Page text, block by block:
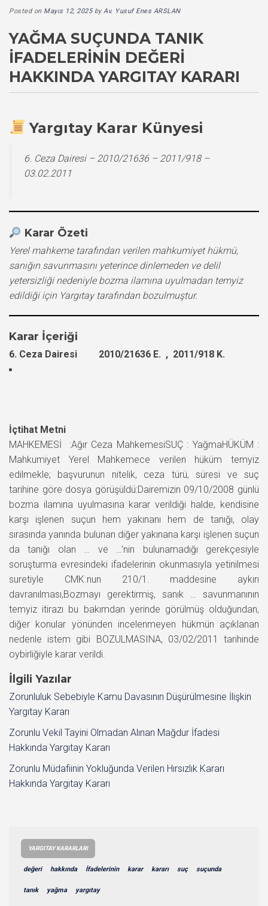
Posted on Mayıs 12, 2025byAv. Yusuf Enes ARSLAN
YAĞMA SUÇUNDA TANIK
İFADELERININ DEĞERI
HAKKINDA YARGITAY KARARI
Yargıtay Karar Künyesi
6. Ceza Dairesi – 2010/21636 – 2011/918 –
03.02.2011
Karar Özeti
Yerel mahkeme tarafından verilen mahkumiyet hükmü,
sanığın savunmasını yeterince dinlemeden ve delil
yetersizliği nedeniyle bozma ilamına uyulmadan temyiz
edildiği için Yargıtay tarafından bozulmuştur.
Karar İçeriği
6. Ceza Dairesi 2010/21636 E. , 2011/918 K.
İçtihat Metni
MAHKEMESİ :Ağır Ceza MahkemesiSUÇ : YağmaHÜKÜM :
Mahkumiyet Yerel Mahkemece verilen hüküm temyiz
edilmekle; başvurunun nitelik, ceza türü, süresi ve suç
tarihine göre dosya görüşüldü:Dairemizin 09/10/2008 günlü
bozma ilamına uyulmasına karar verildiği halde, kendisine
karşı işlenen suçun hem yakınanı hem de tanığı, olay
sırasında yanında bulunan diğer yakınana karşı işlenen suçun
da tanığı olan … ve …’nin bulunamadığı gerekçesiyle
soruşturma evresindeki ifadelerinin okunmasıyla yetinilmesi
suretiyle CMK.nun 210/1. maddesine aykırı
davranılması,Bozmayı gerektirmiş, sanık … savunmanının
temyiz itirazı bu bakımdan yerinde görülmüş olduğundan,
diğer konular yönünden incelenmeyen hükmün açıklanan
nedenle istem gibi BOZULMASINA, 03/02/2011 tarihinde
oybirliğiyle karar verildi.
İlgili Yazılar
Zorunluluk Sebebiyle Kamu Davasının Düşürülmesine İlişkin
Yargıtay Kararı
Zorunlu Vekil Tayini Olmadan Alınan Mağdur İfadesi
Hakkında Yargıtay Kararı
Zorunlu Müdafiinin Yokluğunda Verilen Hırsızlık Kararı
Hakkında Yargıtay Kararı
YARGITAY KARARLARI
değeri hakkında İfadelerinin karar kararı suç suçunda
tanık yağma yargıtay